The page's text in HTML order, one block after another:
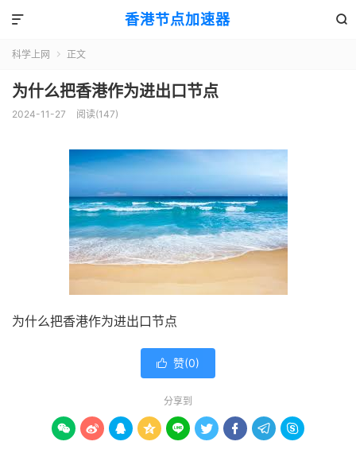
香港节点加速器 

科学上网  正文
为什么把香港作为进出口节点
2024-11-27 阅读(147)
为什么把香港作为进出口节点
 赞(0)
分享到
        